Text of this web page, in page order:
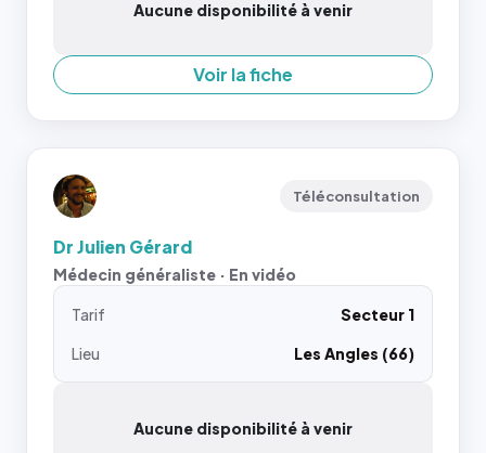
Aucune disponibilité à venir
Voir la fiche
Téléconsultation
Dr Julien Gérard
Médecin généraliste · En vidéo
Tarif
Secteur 1
Lieu
Les Angles (66)
Aucune disponibilité à venir